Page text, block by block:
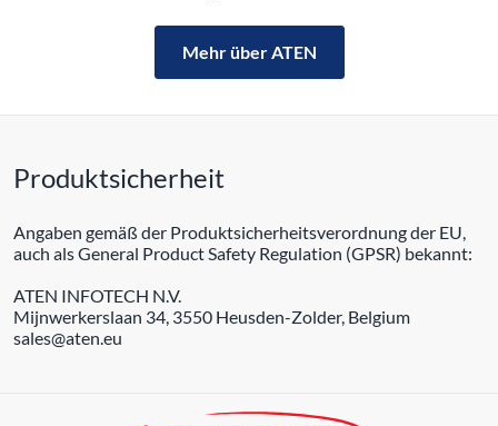
Mehr über ATEN
Produktsicherheit
Angaben gemäß der Produktsicherheitsverordnung der EU,
auch als General Product Safety Regulation (GPSR) bekannt:
ATEN INFOTECH N.V.
Mijnwerkerslaan 34, 3550 Heusden-Zolder, Belgium
sales@aten.eu